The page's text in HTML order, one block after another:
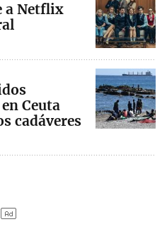
a Netflix
Ceuta
cadáveres